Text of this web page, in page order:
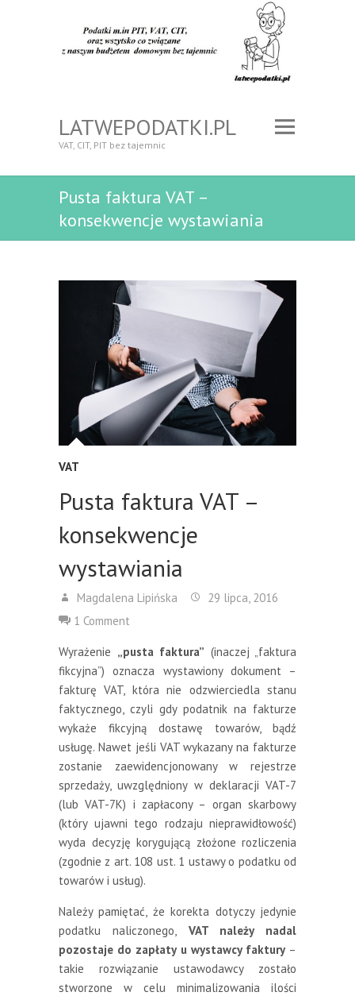
LATWEPODATKI.PL
VAT, CIT, PIT bez tajemnic
Pusta faktura VAT –
konsekwencje wystawiania
VAT
Pusta faktura VAT –
konsekwencje
wystawiania
Magdalena Lipińska
29 lipca, 2016
1 Comment
Wyrażenie „pusta faktura” (inaczej „faktura
fikcyjna”) oznacza wystawiony dokument –
fakturę VAT, która nie odzwierciedla stanu
faktycznego, czyli gdy podatnik na fakturze
wykaże fikcyjną dostawę towarów, bądź
usługę. Nawet jeśli VAT wykazany na fakturze
zostanie zaewidencjonowany w rejestrze
sprzedaży, uwzględniony w deklaracji VAT-7
(lub VAT-7K) i zapłacony – organ skarbowy
(który ujawni tego rodzaju nieprawidłowość)
wyda decyzję korygującą złożone rozliczenia
(zgodnie z art. 108 ust. 1 ustawy o podatku od
towarów i usług).
Należy pamiętać, że korekta dotyczy jedynie
podatku naliczonego,VAT należy nadal
pozostaje do zapłaty u wystawcy faktury–
takie rozwiązanie ustawodawcy zostało
stworzone w celu minimalizowania ilości